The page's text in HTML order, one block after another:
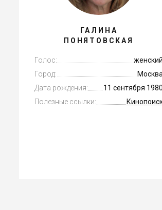
ГАЛИНА
ПОНЯТОВСКАЯ
Голос:
женский
Город:
Москва
Дата рождения:
11 сентября 1980
Полезные ссылки: